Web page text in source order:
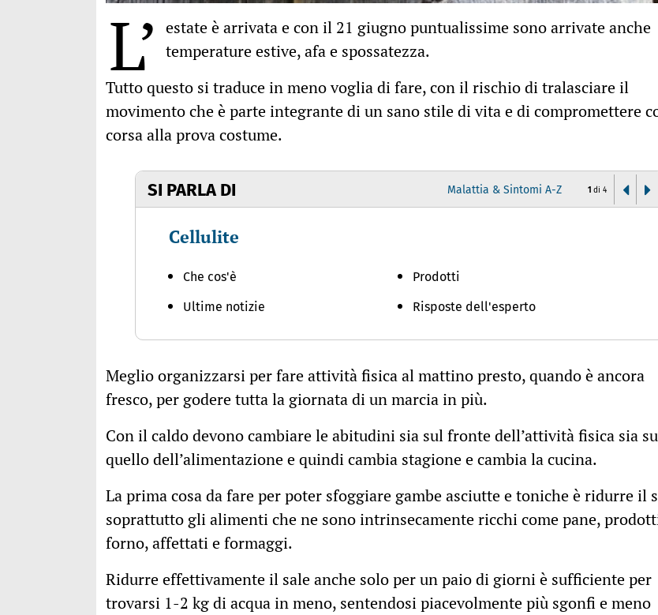
L’ estate è arrivata e con il 21 giugno puntualissime sono arrivate anche
temperature estive, afa e spossatezza.
Tutto questo si traduce in meno voglia di fare, con il rischio di tralasciare il
movimento che è parte integrante di un sano stile di vita e di compromettere
corsa alla prova costume.
SI PARLA DI Malattia & Sintomi A-Z
Cellulite
Che cos'è
Ultime notizie
Prodotti
Risposte dell'esperto
1 di 4
Meglio organizzarsi per fare attività fisica al mattino presto, quando è ancora
fresco, per godere tutta la giornata di un marcia in più.
Con il caldo devono cambiare le abitudini sia sul fronte dell’attività fisica sia su
quello dell’alimentazione e quindi cambia stagione e cambia la cucina.
La prima cosa da fare per poter sfoggiare gambe asciutte e toniche è ridurre il
soprattutto gli alimenti che ne sono intrinsecamente ricchi come pane,
forno, affettati e formaggi.
Ridurre effettivamente il sale anche solo per un paio di giorni è sufficiente per
trovarsi 1-2 kg di acqua in meno, sentendosi piacevolmente più sgonfi e meno